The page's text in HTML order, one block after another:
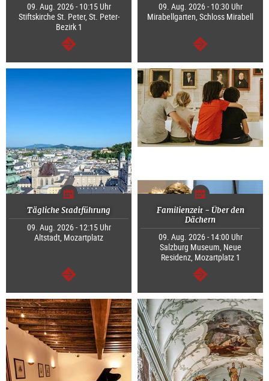
09. Aug. 2026 - 10:15 Uhr
Stiftskirche St. Peter, St. Peter-
Bezirk 1
weiter
09. Aug. 2026 - 10:30 Uhr
Mirabellgarten, Schloss Mirabell
weiter
Tägliche Stadtführung
09. Aug. 2026 - 12:15 Uhr
Altstadt, Mozartplatz
weiter
Familienzeit - Über den
Dächern
09. Aug. 2026 - 14:00 Uhr
Salzburg Museum, Neue
Residenz, Mozartplatz 1
weiter